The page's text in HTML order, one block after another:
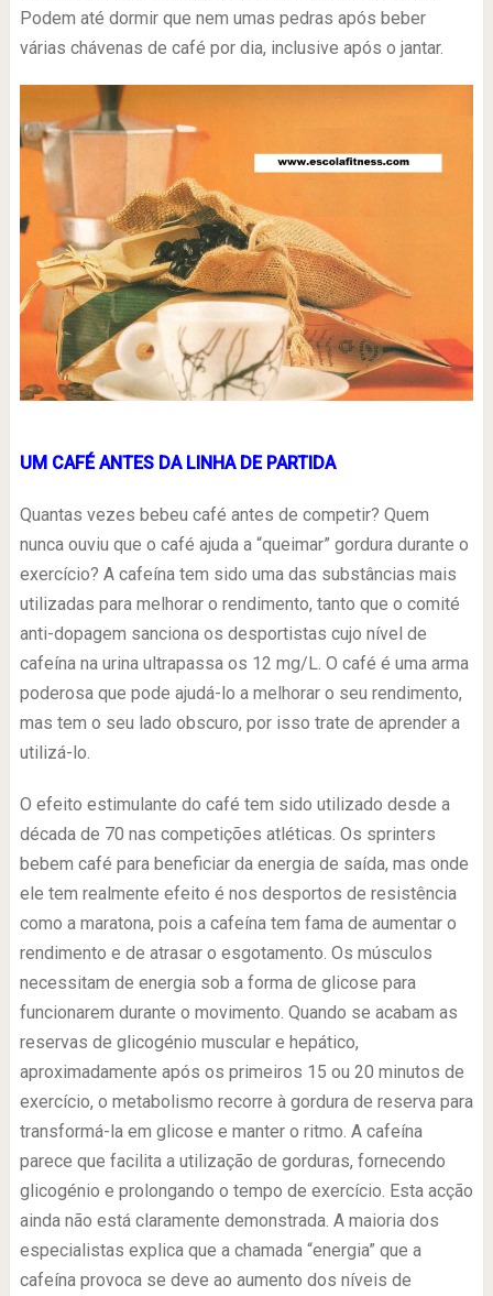
Podem até dormir que nem umas pedras após beber
várias chávenas de café por dia, inclusive após o jantar.
UM CAFÉ ANTES DA LINHA DE PARTIDA
Quantas vezes bebeu café antes de competir? Quem
nunca ouviu que o café ajuda a “queimar” gordura durante o
exercício? A cafeína tem sido uma das substâncias mais
utilizadas para melhorar o rendimento, tanto que o comité
anti-dopagem sanciona os desportistas cujo nível de
cafeína na urina ultrapassa os 12 mg/L. O café é uma arma
poderosa que pode ajudá-lo a melhorar o seu rendimento,
mas tem o seu lado obscuro, por isso trate de aprender a
utilizá-lo.
O efeito estimulante do café tem sido utilizado desde a
década de 70 nas competições atléticas. Os sprinters
bebem café para beneficiar da energia de saída, mas onde
ele tem realmente efeito é nos desportos de resistência
como a maratona, pois a cafeína tem fama de aumentar o
rendimento e de atrasar o esgotamento. Os músculos
necessitam de energia sob a forma de glicose para
funcionarem durante o movimento. Quando se acabam as
reservas de glicogénio muscular e hepático,
aproximadamente após os primeiros 15 ou 20 minutos de
exercício, o metabolismo recorre à gordura de reserva para
transformá-la em glicose e manter o ritmo. A cafeína
parece que facilita a utilização de gorduras, fornecendo
glicogénio e prolongando o tempo de exercício. Esta acção
ainda não está claramente demonstrada. A maioria dos
especialistas explica que a chamada “energia” que a
cafeína provoca se deve ao aumento dos níveis de